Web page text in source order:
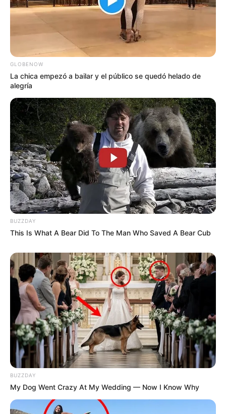
GLOBENOW
La chica empezó a bailar y el público se quedó helado de
alegría
BUZZDAY
This Is What A Bear Did To The Man Who Saved A Bear Cub
BUZZDAY
My Dog Went Crazy At My Wedding — Now I Know Why